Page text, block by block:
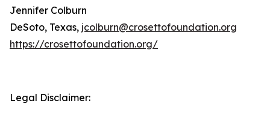
Jennifer Colburn
DeSoto, Texas, jcolburn@crosettofoundation.org
https://crosettofoundation.org/
Legal Disclaimer: